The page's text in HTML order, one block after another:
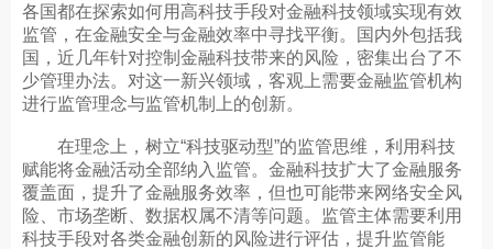
各国都在探索如何用高科技手段对金融科技领域实现有效
监管，在金融安全与金融效率中寻找平衡。国内外包括我
国，近几年针对控制金融科技带来的风险，密集出台了不
少管理办法。对这一新兴领域，客观上需要金融监管机构
进行监管理念与监管机制上的创新。
在理念上，树立“科技驱动型”的监管思维，利用科技
赋能将金融活动全部纳入监管。金融科技扩大了金融服务
覆盖面，提升了金融服务效率，但也可能带来网络安全风
险、市场垄断、数据权属不清等问题。监管主体需要利用
科技手段对各类金融创新的风险进行评估，提升监管能